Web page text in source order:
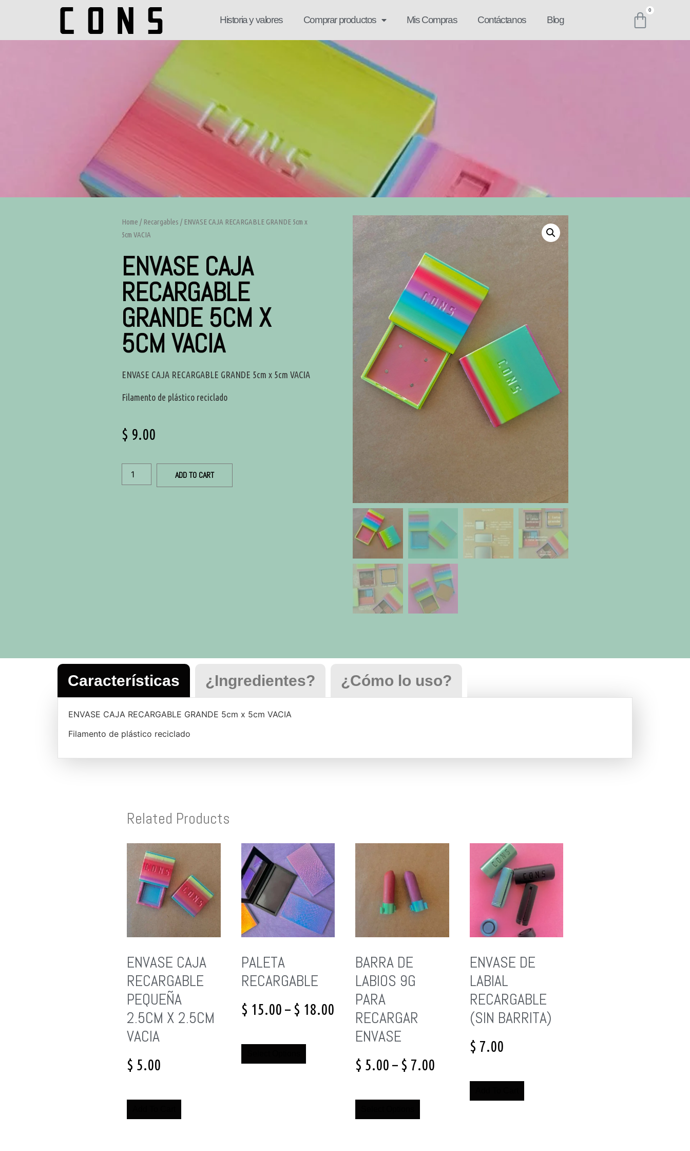
Historia y valores Comprar productos Mis Compras Contáctanos Blog
Home / Recargables / ENVASE CAJA RECARGABLE GRANDE 5cm x
5cm VACIA
ENVASE CAJA
RECARGABLE
GRANDE 5CM X
5CM VACIA
ENVASE CAJA RECARGABLE GRANDE 5cm x 5cm VACIA
Filamento de plástico reciclado
$ 9.00
ADD TO CART
Características ¿Ingredientes? ¿Cómo lo uso?
ENVASE CAJA RECARGABLE GRANDE 5cm x 5cm VACIA
Filamento de plástico reciclado
Related Products
ENVASE CAJA
RECARGABLE
PEQUEÑA
2.5CM X 2.5CM
VACIA
$ 5.00
PALETA
RECARGABLE
$ 15.00 – $ 18.00
BARRA DE
LABIOS 9G
PARA
RECARGAR
ENVASE
$ 5.00 – $ 7.00
ENVASE DE
LABIAL
RECARGABLE
(SIN BARRITA)
$ 7.00